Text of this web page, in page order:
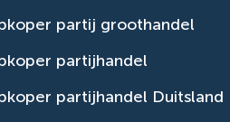
partij groothandel
partijhandel
partijhandel Duitsland